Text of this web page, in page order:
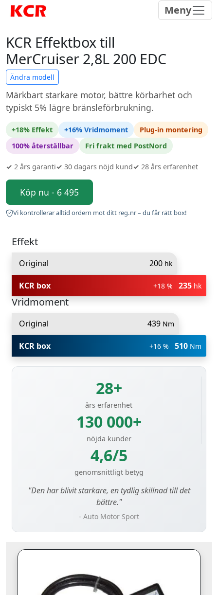
Meny
KCR Effektbox till
MerCruiser 2,8L 200 EDC
Ändra modell
Märkbart starkare motor, bättre körbarhet och
typiskt 5% lägre bränsleförbrukning.
+18% Effekt +16% Vridmoment
Plug-in montering
100% återställbar
Fri frakt med PostNord
✓ 2 års garanti✓ 30 dagars nöjd kund✓ 28 års erfarenhet
Köp nu - 6 495
Vi kontrollerar alltid ordern mot ditt reg.nr – du får rätt box!
Effekt
Original 200 hk
KCR box +18 % 235 hk
Vridmoment
Original 439 Nm
KCR box +16 % 510 Nm
28+
års erfarenhet
130 000+
nöjda kunder
4,6/5
genomsnittligt betyg
"Den har blivit starkare, en tydlig skillnad till det
bättre."
- Auto Motor Sport